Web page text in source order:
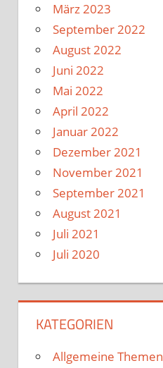
März 2023
September 2022
August 2022
Juni 2022
Mai 2022
April 2022
Januar 2022
Dezember 2021
November 2021
September 2021
August 2021
Juli 2021
Juli 2020
KATEGORIEN
Allgemeine Themen